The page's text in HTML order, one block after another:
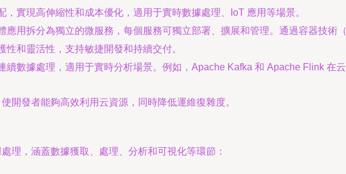
實現高伸縮性和成本優化，適用于實時數據處理、IoT 應用等場景。
應用拆分為獨立的微服務，每個服務可獨立部署、擴展和管理。通過容器技術
和靈活性，支持敏捷開發和持續交付。
續數據處理，適用于實時分析場景。例如，Apache Kafka 和 Apache Flink 在
開發者能夠高效利用云資源，同時降低運維復雜度。
理，涵蓋數據獲取、處理、分析和可視化等環節：